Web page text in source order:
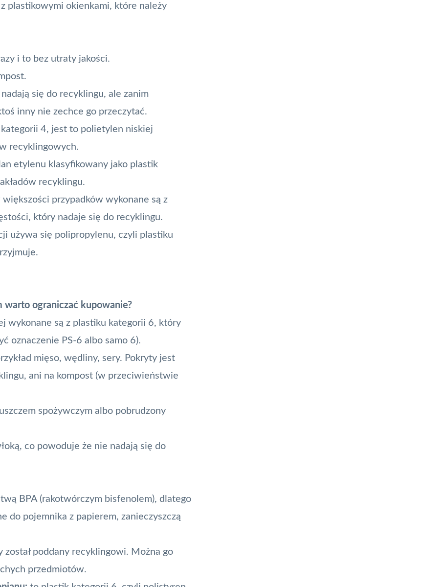
plastikowymi okienkami, które należy
i to bez utraty jakości.
nadają się do recyklingu, ale zanim
inny nie zechce go przeczytać.
4, jest to polietylen niskiej
recyklingowych.
etylenu klasyfikowany jako plastik
recyklingu.
większości przypadków wykonane są z
który nadaje się do recyklingu.
używa się polipropylenu, czyli plastiku
ograniczać kupowanie?
wykonane są z plastiku kategorii 6, który
oznaczenie PS-6 albo samo 6).
mięso, wędliny, sery. Pokryty jest
ani na kompost (w przeciwieństwie
spożywczym albo pobrudzony
co powoduje że nie nadają się do
BPA (rakotwórczym bisfenolem), dlatego
do pojemnika z papierem, zanieczyszczą
został poddany recyklingowi. Można go
przedmiotów.